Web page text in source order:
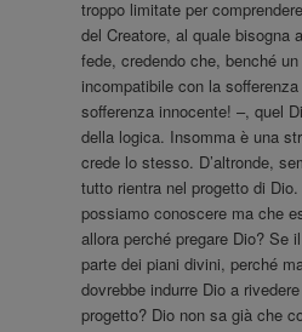
troppo limitate per
del Creatore, al quale bisogna
fede, credendo che, benché
incompatibile con la
sofferenza innocente! –, quel
della logica. Insomma è una
crede lo stesso. D’altronde,
tutto rientra nel progetto di
possiamo conoscere ma che
allora perché pregare Dio? Se
parte dei piani divini, perché
dovrebbe indurre Dio a
progetto? Dio non sa già che